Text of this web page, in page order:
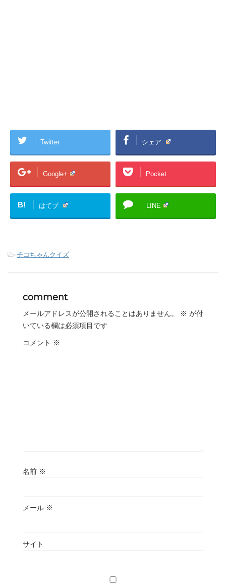
Twitter シェア
Google+ Pocket
B! はてブ LINE
-チコちゃんクイズ
comment
メールアドレスが公開されることはありません。 ※ が付
いている欄は必須項目です
コメント ※
名前 ※
メール ※
サイト